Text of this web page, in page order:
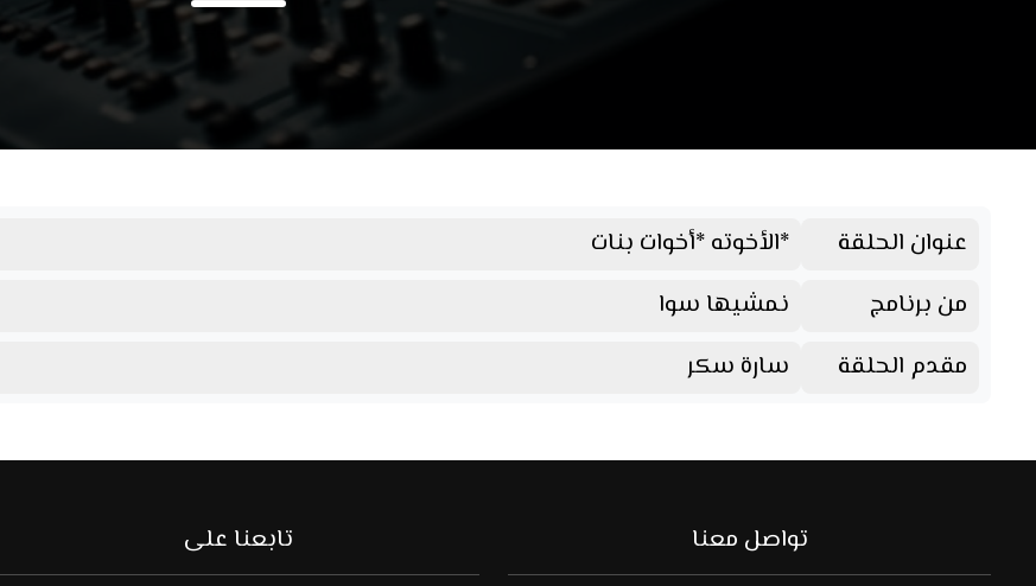
عنوان الحلقة
*الأخوته *أخوات بنات
من برنامج
نمشيها سوا
مقدم الحلقة
سارة سكر
تواصل معنا تابعنا على